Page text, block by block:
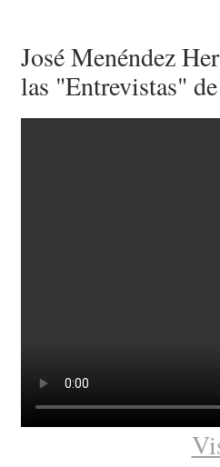
José Menéndez
las "Entrevistas"